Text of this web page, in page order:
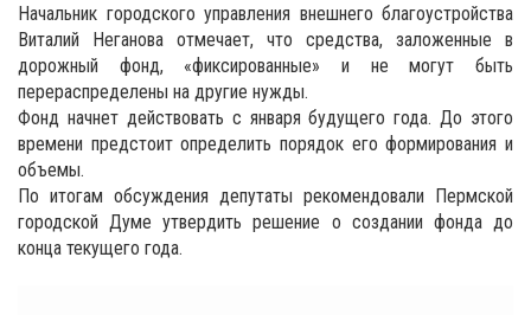
Начальник городского управления внешнего благоустройства
Виталий Неганова отмечает, что средства, заложенные в
дорожный фонд, «фиксированные» и не могут быть
перераспределены на другие нужды.
Фонд начнет действовать с января будущего года. До этого
времени предстоит определить порядок его формирования и
объемы.
По итогам обсуждения депутаты рекомендовали Пермской
городской Думе утвердить решение о создании фонда до
конца текущего года.